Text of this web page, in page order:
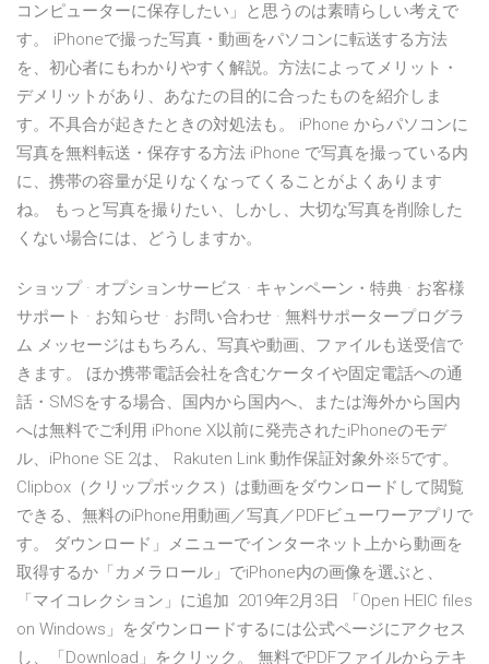
コンピューターに保存したい」と思うのは素晴らしい考えで
す。 iPhoneで撮った写真・動画をパソコンに転送する方法
を、初心者にもわかりやすく解説。方法によってメリット・
デメリットがあり、あなたの目的に合ったものを紹介しま
す。不具合が起きたときの対処法も。 iPhone からパソコンに
写真を無料転送・保存する方法 iPhone で写真を撮っている内
に、携帯の容量が足りなくなってくることがよくあります
ね。 もっと写真を撮りたい、しかし、大切な写真を削除した
くない場合には、どうしますか。
ショップ · オプションサービス · キャンペーン・特典 · お客様
サポート · お知らせ · お問い合わせ · 無料サポータープログラ
ム メッセージはもちろん、写真や動画、ファイルも送受信で
きます。 ほか携帯電話会社を含むケータイや固定電話への通
話・SMSをする場合、国内から国内へ、または海外から国内
へは無料でご利用 iPhone X以前に発売されたiPhoneのモデ
ル、iPhone SE 2は、 Rakuten Link 動作保証対象外※5です。
Clipbox（クリップボックス）は動画をダウンロードして閲覧
できる、無料のiPhone用動画／写真／PDFビューワーアプリで
す。 ダウンロード」メニューでインターネット上から動画を
取得するか「カメラロール」でiPhone内の画像を選ぶと、
「マイコレクション」に追加 2019年2月3日 「Open HEIC files
on Windows」をダウンロードするには公式ページにアクセス
し、「Download」をクリック。 無料でPDFファイルからテキ